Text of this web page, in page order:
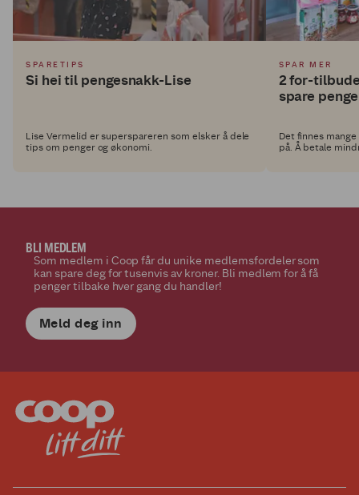
SPARETIPS
Si hei til pengesnakk-Lise
Lise Vermelid er superspareren som elsker å dele
tips om penger og økonomi.
SPAR MER
2 for-
spare
Det finnes
på. Å betale
BLI MEDLEM
Som medlem i Coop får du unike medlemsfordeler som
kan spare deg for tusenvis av kroner. Bli medlem for å få
penger tilbake hver gang du handler!
Meld deg inn